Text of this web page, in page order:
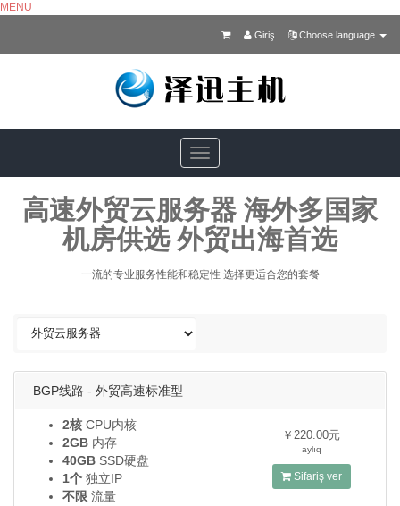
MENU
Choose language
Giriş
Toggle
navigation
高速外贸云服务器 海外多国家
机房供选 外贸出海首选
一流的专业服务性能和稳定性 选择更适合您的套餐
BGP线路 - 外贸高速标准型
2核 CPU内核
2GB 内存
40GB SSD硬盘
1个 独立IP
不限 流量
￥220.00元
aylıq
Sifariş ver